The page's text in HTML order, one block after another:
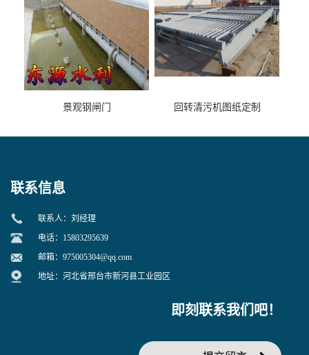
景观钢闸门 回转清污机图纸定制
联系信息
联系人：刘经理
电话：15803295639
邮箱： 975005304@qq.com
地址：河北省邢台市新河县工业园区
即刻联系我们吧！